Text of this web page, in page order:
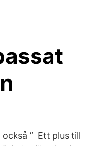
” Ett plus till